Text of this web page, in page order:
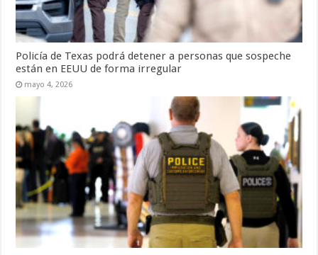
Policía de Texas podrá detener a personas que sospeche
están en EEUU de forma irregular
mayo 4, 2026